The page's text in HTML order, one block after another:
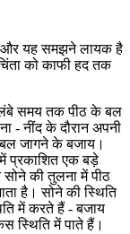
और यह समझने लायक है
को काफी हद तक
लंबे समय तक पीठ के बल
- नींद के दौरान अपनी
जागने के बजाय।
प्रकाशित एक बड़े
सोने की तुलना में पीठ
है। सोने की स्थिति
में करते हैं - बजाय
स्थिति में पाते हैं।